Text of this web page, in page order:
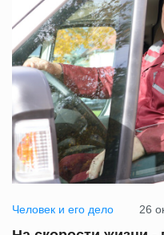
Человек и его дело 26